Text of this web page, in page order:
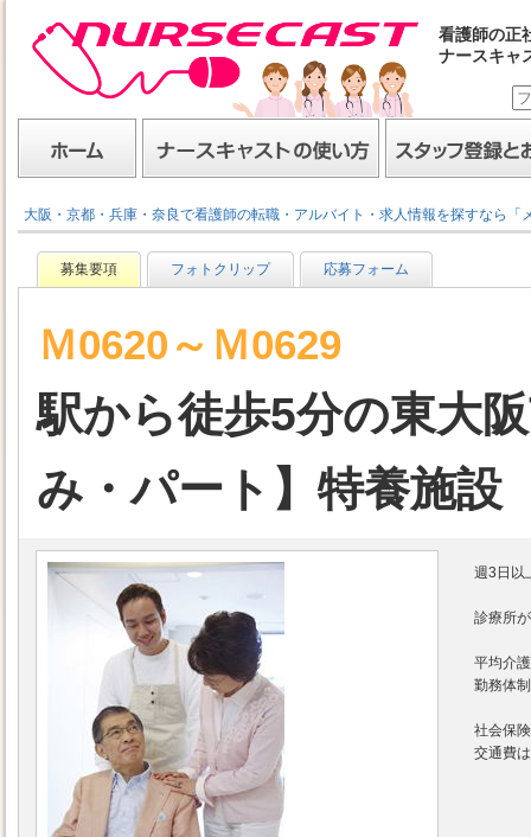
看護師の正
ナースキャ
大阪・京都・兵庫・奈良で看護師の転職・アルバイト・求人情報を探すなら「
募集要項 フォトクリップ 応募フォーム
Ｍ0620～Ｍ0629
駅から徒歩5分の東大
み・パート】特養施設
週3日以
診療所
平均介
勤務体
社会保
交通費